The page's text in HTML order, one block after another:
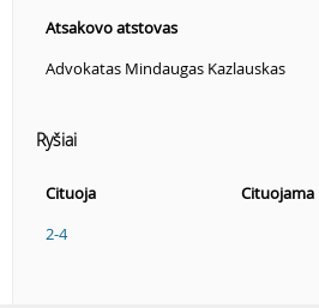
Atsakovo atstovas
Advokatas Mindaugas Kazlauskas
Ryšiai
Cituoja
Cituojama
2-4